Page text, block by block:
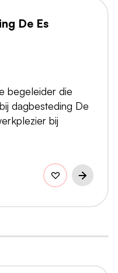
De Es
begeleider die
dagbesteding De
bij